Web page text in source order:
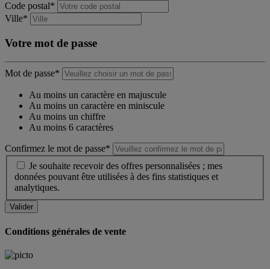
Code postal*
Ville*
Votre mot de passe
Mot de passe*
Au moins un caractère en majuscule
Au moins un caractère en miniscule
Au moins un chiffre
Au moins 6 caractères
Confirmez le mot de passe*
Je souhaite recevoir des offres personnalisées ; mes
données pouvant être utilisées à des fins statistiques et
analytiques.
Conditions générales de vente